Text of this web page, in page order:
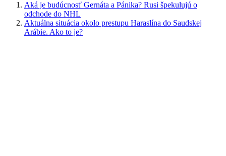
Aká je budúcnosť Gernáta a Pánika? Rusi špekulujú o
odchode do NHL
Aktuálna situácia okolo prestupu Haraslína do Saudskej
Arábie. Ako to je?